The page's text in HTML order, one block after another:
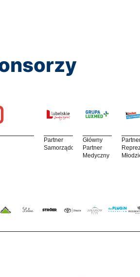
Partner
Samorządowy
Główny
Partner
Medyczny